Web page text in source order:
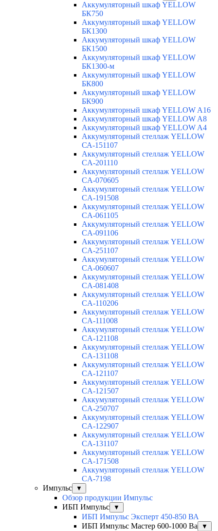
Аккумуляторный шкаф YELLOW
БК750
Аккумуляторный шкаф YELLOW
БК1300
Аккумуляторный шкаф YELLOW
БК1500
Аккумуляторный шкаф YELLOW
БК1300-м
Аккумуляторный шкаф YELLOW
БК800
Аккумуляторный шкаф YELLOW
БК900
Аккумуляторный шкаф YELLOW A16
Аккумуляторный шкаф YELLOW A8
Аккумуляторный шкаф YELLOW A4
Аккумуляторный стеллаж YELLOW
СА-151107
Аккумуляторный стеллаж YELLOW
CA-201110
Аккумуляторный стеллаж YELLOW
CA-070605
Аккумуляторный стеллаж YELLOW
CA-191508
Аккумуляторный стеллаж YELLOW
CA-061105
Аккумуляторный стеллаж YELLOW
CA-091106
Аккумуляторный стеллаж YELLOW
CA-251107
Аккумуляторный стеллаж YELLOW
CA-060607
Аккумуляторный стеллаж YELLOW
CA-081408
Аккумуляторный стеллаж YELLOW
CA-110206
Аккумуляторный стеллаж YELLOW
CA-111008
Аккумуляторный стеллаж YELLOW
CA-121108
Аккумуляторный стеллаж YELLOW
CA-131108
Аккумуляторный стеллаж YELLOW
CA-121107
Аккумуляторный стеллаж YELLOW
CA-121507
Аккумуляторный стеллаж YELLOW
CA-250707
Аккумуляторный стеллаж YELLOW
CA-122907
Аккумуляторный стеллаж YELLOW
CA-131107
Аккумуляторный стеллаж YELLOW
CA-171508
Аккумуляторный стеллаж YELLOW
CA-7198
Импульс
▼
Обзор продукции Импульс
ИБП Импульс
▼
ИБП Импульс Эксперт 450-850 ВА
ИБП Импульс Мастер 600-1000 Ва
▼